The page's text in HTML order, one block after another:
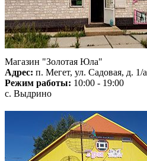
Магазин "Золотая Юла"
Адрес: п. Мегет, ул. Садовая, д. 1/а
Режим работы: 10:00 - 19:00
с. Выдрино